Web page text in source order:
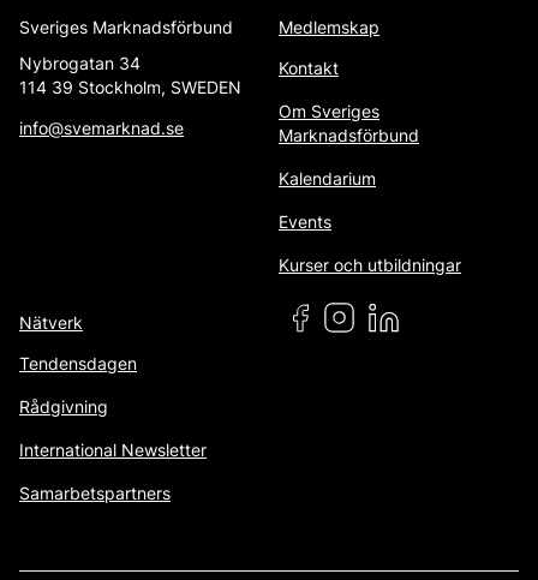
Sveriges Marknadsförbund
Nybrogatan 34
114 39 Stockholm, SWEDEN
info@svemarknad.se
Medlemskap
Kontakt
Om Sveriges
Marknadsförbund
Kalendarium
Events
Kurser och utbildningar
Nätverk
Tendensdagen
Rådgivning
International Newsletter
Samarbetspartners